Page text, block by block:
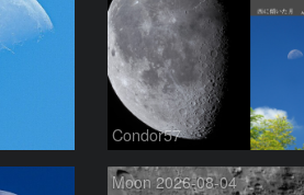
Condor57
Moon 2026-08-04